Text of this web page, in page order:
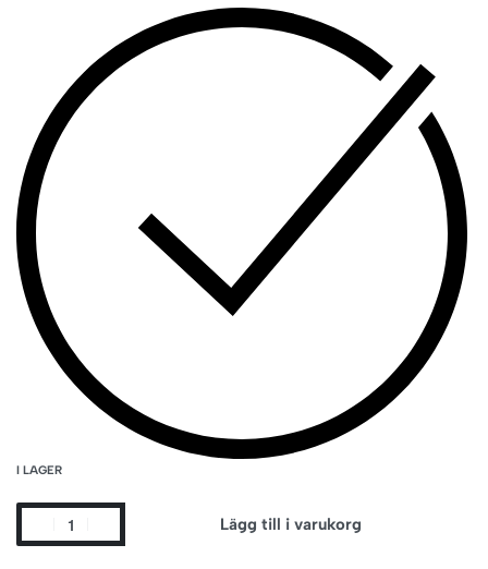
I LAGER
Lägg till i varukorg